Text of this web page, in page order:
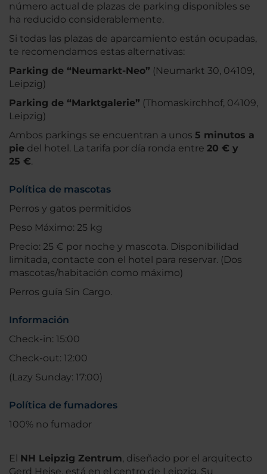
número actual de plazas de parking disponibles se
ha reducido considerablemente.
Si todas las plazas de aparcamiento están ocupadas,
te recomendamos estas alternativas:
Parking de “Neumarkt-Neo” (Neumarkt 30, 04109,
Leipzig)
Parking de “Marktgalerie” (Thomaskirchhof, 04109,
Leipzig)
Ambos parkings se encuentran a unos 5 minutos a
pie del hotel. La tarifa por día ronda entre 20 € y
25 €.
Política de mascotas
Perros y gatos permitidos
Peso Máximo: 25 kg
Precio: 25 € por noche y mascota. Disponibilidad
limitada, contacte con el hotel para reservar. (Dos
mascotas/habitación como máximo)
Perros guía Sin Cargo.
Información
Check-in: 15:00
Check-out: 12:00
(Lazy Sunday: 17:00)
Política de fumadores
100% no fumador
El NH Leipzig Zentrum, diseñado por el arquitecto
Gerd Heise, está en el centro de Leipzig. Su